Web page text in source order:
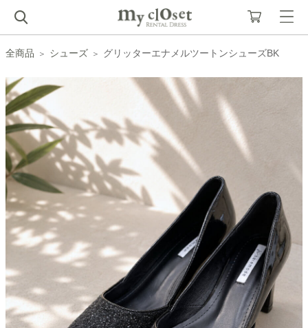
全商品 シューズ グリッターエナメルツートンシューズBK